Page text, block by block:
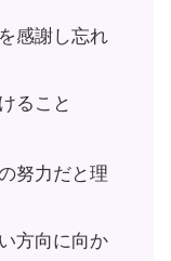
感謝し忘れ
ること
努力だと理
方向に向か